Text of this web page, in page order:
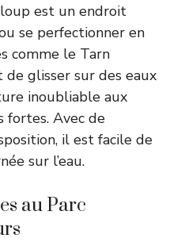
est un endroit
se perfectionner en
comme le Tarn
glisser sur des eaux
inoubliable aux
fortes. Avec de
il est facile de
sur l’eau.
au Parc